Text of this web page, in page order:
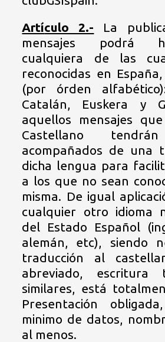
Artículo 2.- La
mensajes podrá
cualquiera de las
reconocidas en
(por órden
Catalán, Euskera y
aquellos mensajes
Castellano
acompañados de una
dicha lengua para
a los que no sean
misma. De igual
cualquier otro idioma
del Estado Español
alemán, etc), siendo
traducción al
abreviado,
similares, está
Presentación
minimo de datos,
al menos.